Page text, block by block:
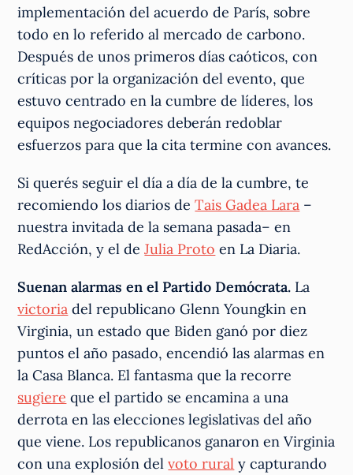
implementación del acuerdo de París, sobre
todo en lo referido al mercado de carbono.
Después de unos primeros días caóticos, con
críticas por la organización del evento, que
estuvo centrado en la cumbre de líderes, los
equipos negociadores deberán redoblar
esfuerzos para que la cita termine con avances.
Si querés seguir el día a día de la cumbre, te
recomiendo los diarios deTais Gadea Lara –
nuestra invitada de la semana pasada– en
RedAcción, y el deJulia Proto en La Diaria.
Suenan alarmas en el Partido Demócrata. La
victoria del republicano Glenn Youngkin en
Virginia, un estado que Biden ganó por diez
puntos el año pasado, encendió las alarmas en
la Casa Blanca. El fantasma que la recorre
sugiere que el partido se encamina a una
derrota en las elecciones legislativas del año
que viene. Los republicanos ganaron en Virginia
con una explosión delvoto rural y capturando